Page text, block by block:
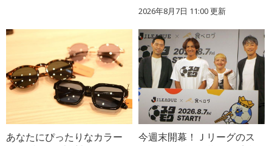
2026年8月7日 11:00更新
あなたにぴったりなカラー
今週末開幕！Ｊリーグのス